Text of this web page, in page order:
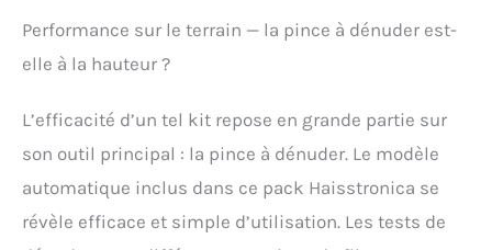
Performance sur le terrain — la pince à dénuder est-
elle à la hauteur ?
L’efficacité d’un tel kit repose en grande partie sur
son outil principal : la pince à dénuder. Le modèle
automatique inclus dans ce pack Haisstronica se
révèle efficace et simple d’utilisation. Les tests de